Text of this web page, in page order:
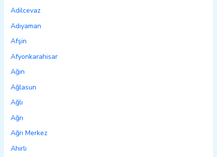
Adilcevaz
Adıyaman
Afşin
Afyonkarahisar
Ağın
Ağlasun
Ağlı
Ağrı
Ağrı Merkez
Ahırlı